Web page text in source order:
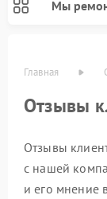
Мы
Главная
Отзывы
Отзывы
с нашей
и его мнение